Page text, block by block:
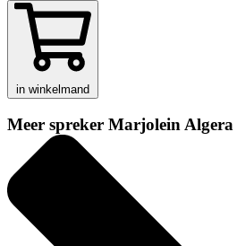
in winkelmand
Meer spreker Marjolein Algera